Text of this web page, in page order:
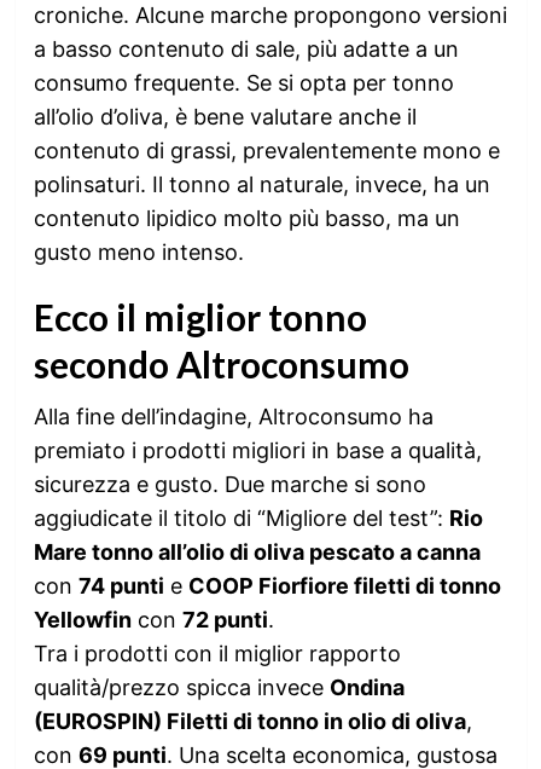
croniche. Alcune marche propongono versioni
a basso contenuto di sale, più adatte a un
consumo frequente. Se si opta per tonno
all’olio d’oliva, è bene valutare anche il
contenuto di grassi, prevalentemente mono e
polinsaturi. Il tonno al naturale, invece, ha un
contenuto lipidico molto più basso, ma un
gusto meno intenso.
Ecco il miglior tonno
secondo Altroconsumo
Alla fine dell’indagine, Altroconsumo ha
premiato i prodotti migliori in base a qualità,
sicurezza e gusto. Due marche si sono
aggiudicate il titolo di “Migliore del test”: Rio
Mare tonno all’olio di oliva pescato a canna
con 74 punti e COOP Fiorfiore filetti di tonno
Yellowfincon 72 punti.
Tra i prodotti con il miglior rapporto
qualità/prezzo spicca invece Ondina
(EUROSPIN) Filetti di tonno in olio di oliva,
con 69 punti. Una scelta economica, gustosa